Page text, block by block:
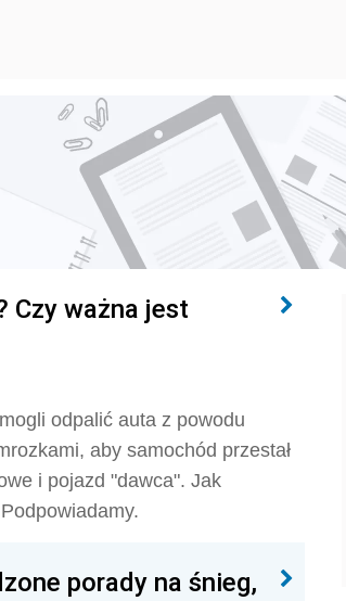
Czy ważna jest
odpalić auta z powodu
aby samochód przestał
i pojazd "dawca". Jak
porady na śnieg,